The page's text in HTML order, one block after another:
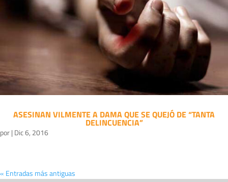
ASESINAN VILMENTE A DAMA QUE SE QUEJÓ DE “TANTA
DELINCUENCIA”
por| Dic 6, 2016
« Entradas más antiguas